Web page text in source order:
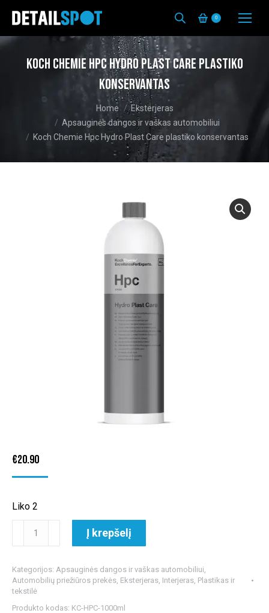
0
Koch Chemie Hpc Hydro Plast Care plastiko
konservantas
You are here: Home
Eksterjeras
Apsauginės dangos ir vaškas automobiliui
Koch Chemie Hpc Hydro Plast Care plastiko konservantas
€20.90
Liko 2
produkto
Chemie
Hpc
Hydro
Į krepšelį
Kategorijos: Apsauginės dangos ir vaškas automobiliui,
Automobilių priežiūros prekės, Eksterjeras, Interjeras, Plastikas ir
tekstilė
Produkto kodas: KC-HPC-1000ml